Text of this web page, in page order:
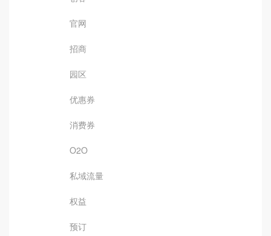
官网
招商
园区
优惠券
消费券
O2O
私域流量
权益
预订